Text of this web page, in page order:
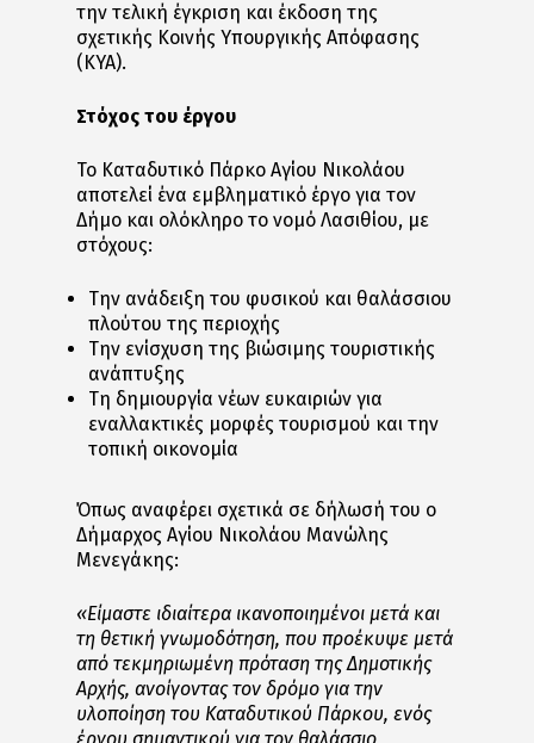
την τελική έγκριση και έκδοση της
σχετικής Κοινής Υπουργικής Απόφασης
(ΚΥΑ).
Στόχος του έργου
Το Καταδυτικό Πάρκο Αγίου Νικολάου
αποτελεί ένα εμβληματικό έργο για τον
Δήμο και ολόκληρο το νομό Λασιθίου, με
στόχους:
Την ανάδειξη του φυσικού και θαλάσσιου
πλούτου της περιοχής
Την ενίσχυση της βιώσιμης τουριστικής
ανάπτυξης
Τη δημιουργία νέων ευκαιριών για
εναλλακτικές μορφές τουρισμού και την
τοπική οικονομία
Όπως αναφέρει σχετικά σε δήλωσή του ο
Δήμαρχος Αγίου Νικολάου Μανώλης
Μενεγάκης:
«Είμαστε ιδιαίτερα ικανοποιημένοι μετά και
τη θετική γνωμοδότηση, που προέκυψε μετά
από τεκμηριωμένη πρόταση της Δημοτικής
Αρχής, ανοίγοντας τον δρόμο για την
υλοποίηση του Καταδυτικού Πάρκου, ενός